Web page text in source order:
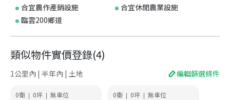
合宜農作產銷設施
合宜休閒農業設施
臨雲200鄉道
類似物件實價登錄(4)
1公里內 | 半年內 | 土地 編輯篩選條件
0衛 | 0坪 | 無車位 0衛 | 0坪 | 無車位